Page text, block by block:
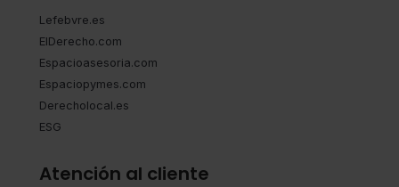
Lefebvre.es
ElDerecho.com
Espacioasesoria.com
Espaciopymes.com
Derecholocal.es
ESG
Atención al cliente